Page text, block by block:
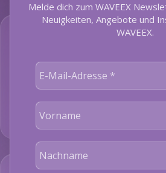
Studien & Gutachten
Anwendung
Medien & Events
Melde dich zum WAVEEX
Neuigkeiten, Angebote und
WAVEEX.